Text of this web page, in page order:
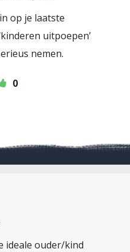
op je laatste
uitpoepen’
nemen.
0
ideale ouder/kind